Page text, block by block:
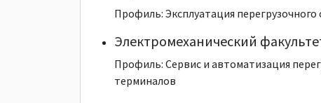
Профиль: Эксплуатация
Электромеханический
Профиль: Сервис и автоматизация
терминалов